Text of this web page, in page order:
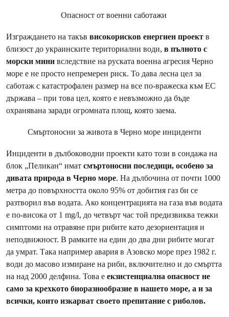
Опасност от военни саботажи
Изграждането на такъв високорисков енергиен проект в
близост до украинските териториални води, в пълното с
морски мини вследствие на руската военна агресия Черно
море е не просто непремерен риск. То дава лесна цел за
саботаж с катастрофален размер на все по-вражеска към ЕС
държава – при това цел, която е невъзможно да бъде
охранявана заради огромната площ, която заема.
Смъртоносни за живота в Черно море инциденти
Инциденти в дълбоководни проекти като този в сондажа на
блок „Пеликан“ имат смъртоносни последици, особено за
дивата природа в Черно море. На дълбочина от почти 1000
метра до повърхността около 95% от добития газ би се
разтворил във водата. Ако концентрацията на газа във водата
е по-висока от 1 mg/l, до четвърт час той предизвиква тежки
симптоми на отравяне при рибите като дезориентация и
неподвижност. В рамките на един до два дни рибите могат
да умрат. Така например авария в Азовско море през 1982 г.
води до масово измиране на риби, включително и до смъртта
на над 2000 делфина. Това е екзистенциална опасност не
само за крехкото биоразнообразие в нашето море, а и за
всички, които изкарват своето препитание с риболов.